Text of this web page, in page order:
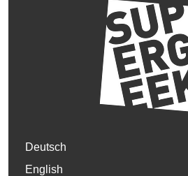
Deutsch
English